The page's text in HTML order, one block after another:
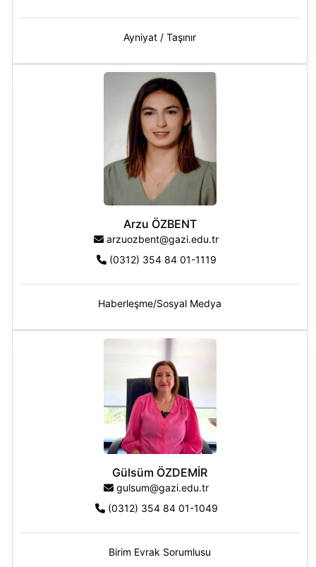
Ayniyat / Taşınır
Arzu ÖZBENT
arzuozbent@gazi.edu.tr
(0312) 354 84 01-1119
Haberleşme/Sosyal Medya
Gülsüm ÖZDEMİR
gulsum@gazi.edu.tr
(0312) 354 84 01-1049
Birim Evrak Sorumlusu